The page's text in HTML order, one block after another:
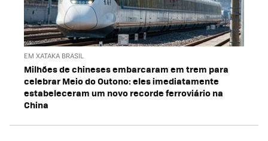
EM XATAKA BRASIL
Milhões de chineses embarcaram em trem para
celebrar Meio do Outono: eles imediatamente
estabeleceram um novo recorde ferroviário na
China